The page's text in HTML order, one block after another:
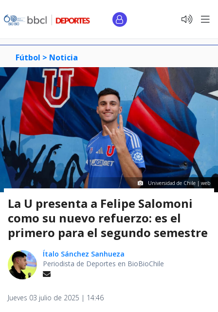
Fútbol > Noticia
Universidad de Chile | web
La U presenta a Felipe Salomoni
como su nuevo refuerzo: es el
primero para el segundo semestre
Ítalo Sánchez Sanhueza
Periodista de Deportes en BioBioChile
Jueves 03 julio de 2025 | 14:46